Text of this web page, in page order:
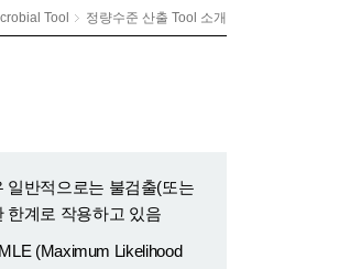
Tool 정량수준 산출 Tool 소개
일반적으로는 불검출(또는
한계로 작용하고 있음
(Maximum Likelihood